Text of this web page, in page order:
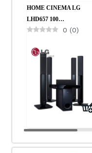
HOME CINEMA LG
LHD657 100…
0 (0)